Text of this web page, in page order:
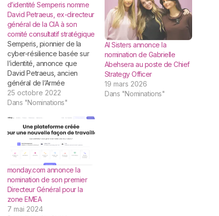
d’identité Semperis nomme
David Petraeus, ex-directeur
général de la CIA à son
comité consultatif stratégique
Semperis, pionnier de la
cyber-résilience basée sur
l’identité, annonce que
David Petraeus, ancien
général de l’Armée
américaine, associé
chez KKR et ex-directeur de
stratégique dans l’optique
de contribuer à renforcer la
détection et la réponse aux
menaces auxquelles sont
exposées les identités dans
le secteur public. Cette
nomination intervient
après la récente levée…
25 octobre 2022
Dans "Nominations"
AI Sisters annonce la
nomination de Gabrielle
Abehsera au poste de Chief
Strategy Officer
19 mars 2026
Dans "Nominations"
monday.com annonce la
nomination de son premier
Directeur Général pour la
zone EMEA
7 mai 2024